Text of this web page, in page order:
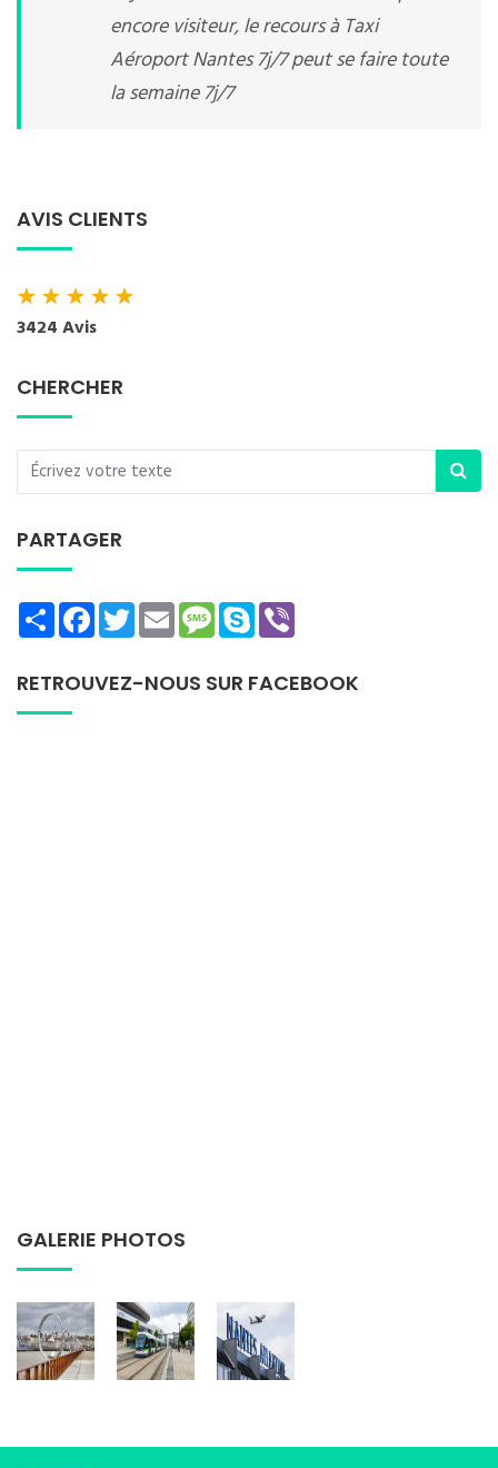
encore visiteur, le recours à Taxi
Aéroport Nantes 7j/7 peut se faire toute
la semaine 7j/7
AVIS CLIENTS
★★★★★
3424 Avis
CHERCHER
PARTAGER
ShareFacebookTwitterEmailMessage
Skype
RETROUVEZ-NOUS SUR FACEBOOK
GALERIE PHOTOS